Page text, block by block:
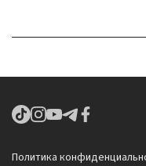
Политика